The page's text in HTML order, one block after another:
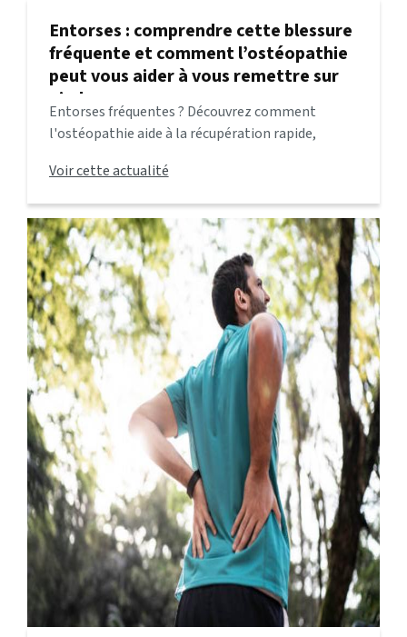
Entorses : comprendre cette blessure
fréquente et comment l’ostéopathie
peut vous aider à vous remettre sur
pied
Entorses fréquentes ? Découvrez comment
l'ostéopathie aide à la récupération rapide,
Consultez à La Valette-du-Var.
Voir cette actualité